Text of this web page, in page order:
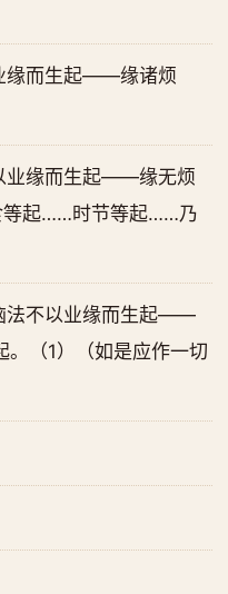
缘而生起——缘诸烦
业缘而生起——缘无烦
等起……时节等起……乃
法不以业缘而生起——
。（1）（如是应作一切